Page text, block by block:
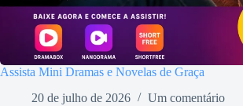
Assista Mini Dramas e Novelas de Graça
20 de julho de 2026
Um comentário